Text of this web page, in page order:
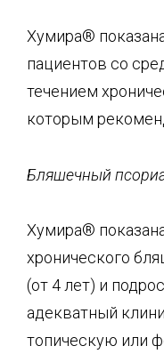
Хумира®
пациентов со
течением
которым
Бляшечный
Хумира®
хронического
(от 4 лет) и
адекватный
топическую или